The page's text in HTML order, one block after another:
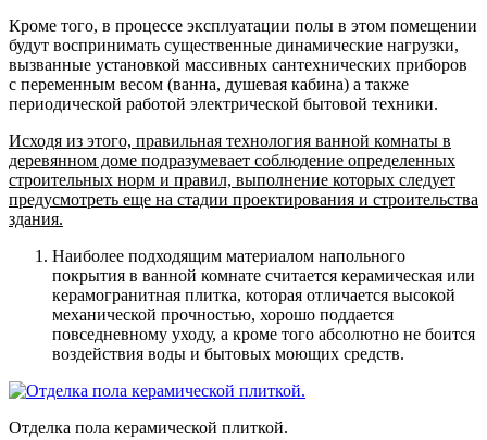
Кроме того, в процессе эксплуатации полы в этом помещении
будут воспринимать существенные динамические нагрузки,
вызванные установкой массивных сантехнических приборов
с переменным весом (ванна, душевая кабина) а также
периодической работой электрической бытовой техники.
Исходя из этого, правильная технология ванной комнаты в
деревянном доме подразумевает соблюдение определенных
строительных норм и правил, выполнение которых следует
предусмотреть еще на стадии проектирования и строительства
здания.
Наиболее подходящим материалом напольного
покрытия в ванной комнате считается керамическая или
керамогранитная плитка, которая отличается высокой
механической прочностью, хорошо поддается
повседневному уходу, а кроме того абсолютно не боится
воздействия воды и бытовых моющих средств.
Отделка пола керамической плиткой.